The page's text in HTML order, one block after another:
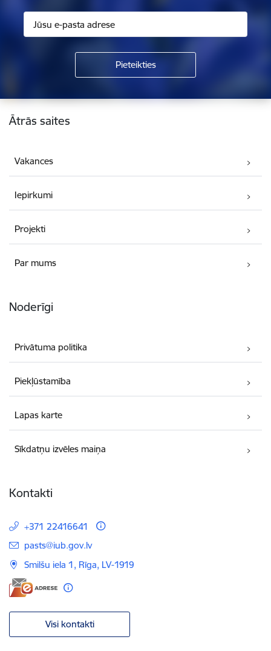
Kājene
Ātrās saites
Vakances
Iepirkumi
Projekti
Par mums
Noderīgi
Privātuma politika
Piekļūstamība
Lapas karte
Sīkdatņu izvēles maiņa
Kontakti
+371 22416641
E-pasts:
pasts@iub.gov.lv
Smilšu iela 1, Rīga, LV-1919
Visi kontakti